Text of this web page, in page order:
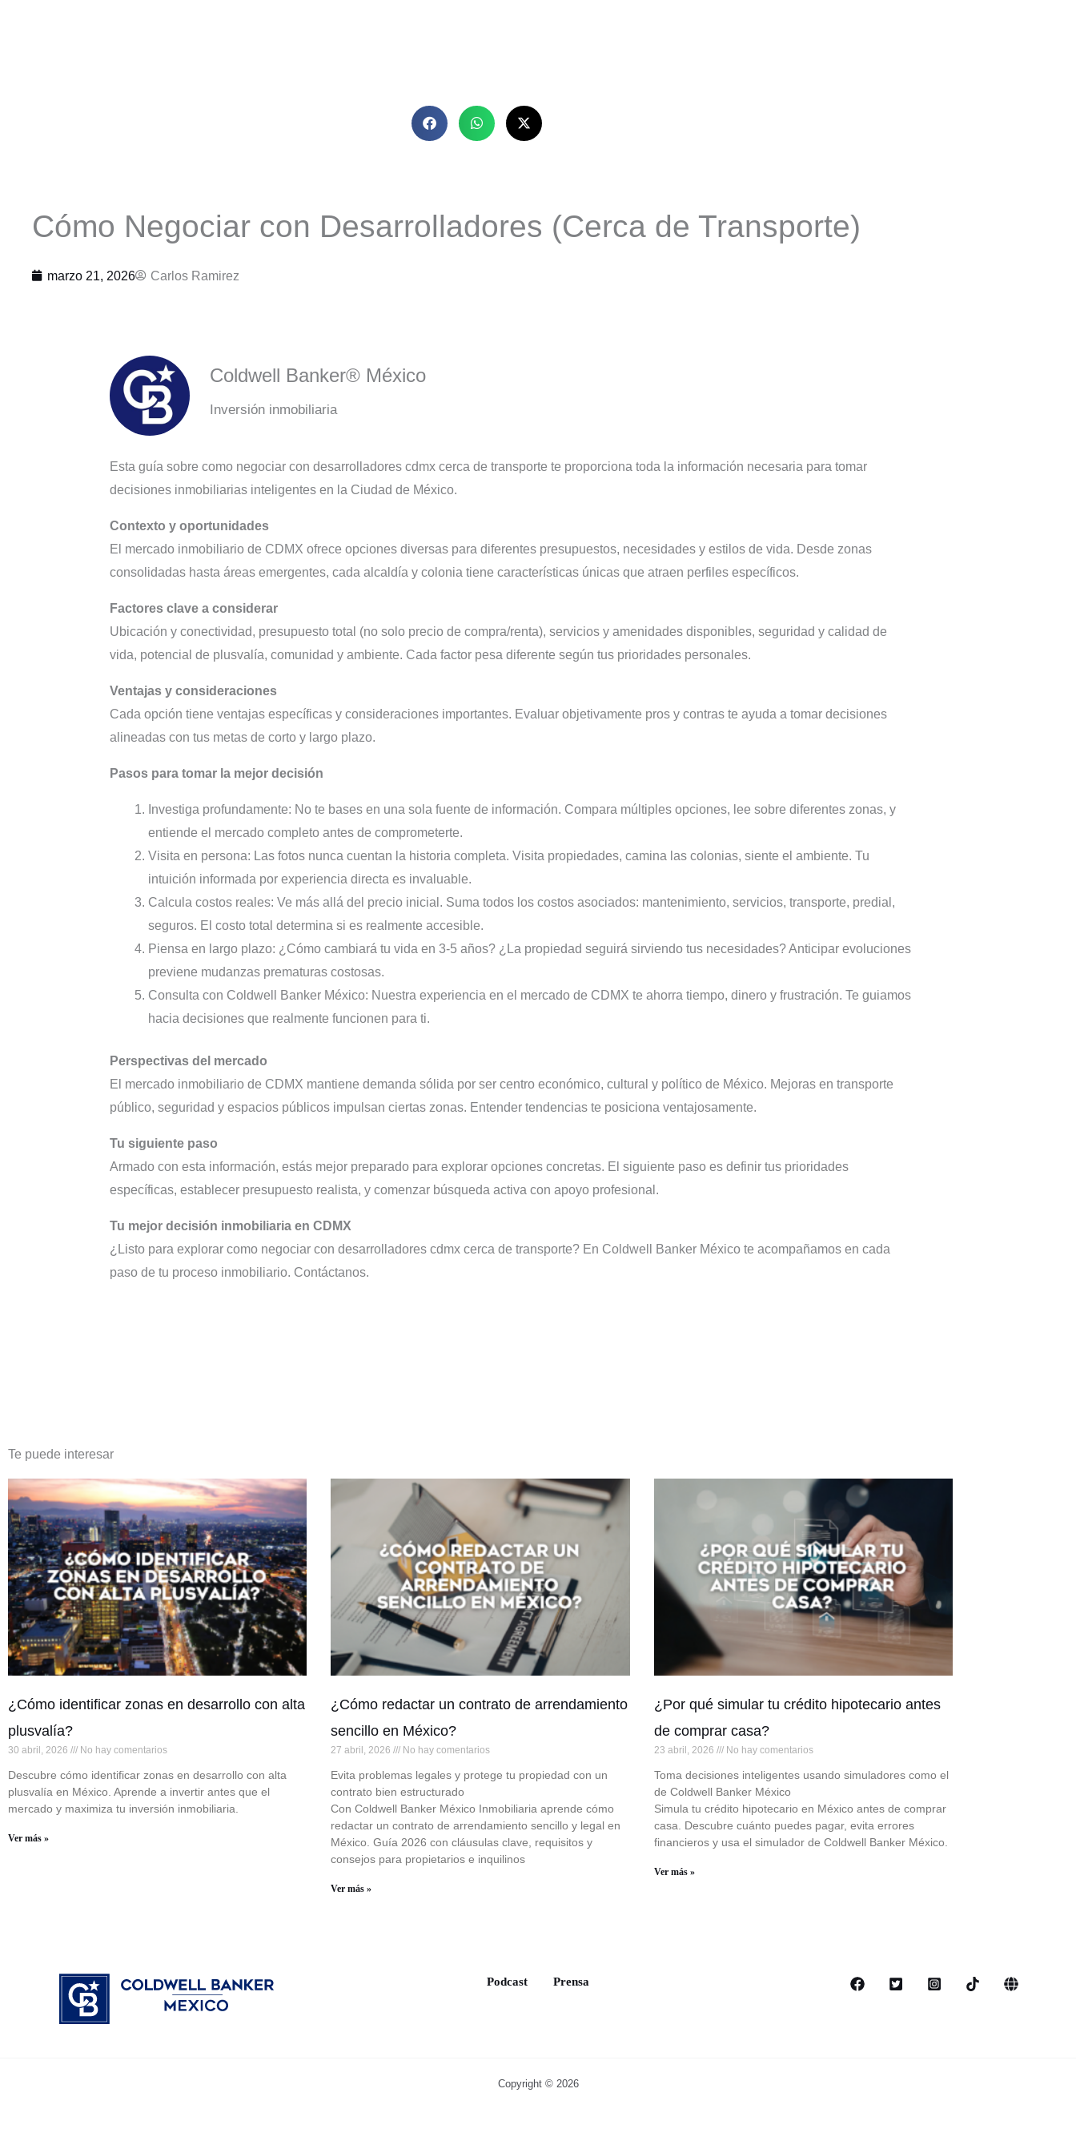
Cómo Negociar con Desarrolladores (Cerca de Transporte)
marzo 21, 2026 Carlos Ramirez
Coldwell Banker® México
Inversión inmobiliaria
Esta guía sobre como negociar con desarrolladores cdmx cerca de transporte te proporciona toda la información necesaria para tomar
decisiones inmobiliarias inteligentes en la Ciudad de México.
Contexto y oportunidades
El mercado inmobiliario de CDMX ofrece opciones diversas para diferentes presupuestos, necesidades y estilos de vida. Desde zonas
consolidadas hasta áreas emergentes, cada alcaldía y colonia tiene características únicas que atraen perfiles específicos.
Factores clave a considerar
Ubicación y conectividad, presupuesto total (no solo precio de compra/renta), servicios y amenidades disponibles, seguridad y calidad de
vida, potencial de plusvalía, comunidad y ambiente. Cada factor pesa diferente según tus prioridades personales.
Ventajas y consideraciones
Cada opción tiene ventajas específicas y consideraciones importantes. Evaluar objetivamente pros y contras te ayuda a tomar decisiones
alineadas con tus metas de corto y largo plazo.
Pasos para tomar la mejor decisión
Investiga profundamente: No te bases en una sola fuente de información. Compara múltiples opciones, lee sobre diferentes zonas, y
entiende el mercado completo antes de comprometerte.
Visita en persona: Las fotos nunca cuentan la historia completa. Visita propiedades, camina las colonias, siente el ambiente. Tu
intuición informada por experiencia directa es invaluable.
Calcula costos reales: Ve más allá del precio inicial. Suma todos los costos asociados: mantenimiento, servicios, transporte, predial,
seguros. El costo total determina si es realmente accesible.
Piensa en largo plazo: ¿Cómo cambiará tu vida en 3-5 años? ¿La propiedad seguirá sirviendo tus necesidades? Anticipar evoluciones
previene mudanzas prematuras costosas.
Consulta con Coldwell Banker México: Nuestra experiencia en el mercado de CDMX te ahorra tiempo, dinero y frustración. Te guiamos
hacia decisiones que realmente funcionen para ti.
Perspectivas del mercado
El mercado inmobiliario de CDMX mantiene demanda sólida por ser centro económico, cultural y político de México. Mejoras en transporte
público, seguridad y espacios públicos impulsan ciertas zonas. Entender tendencias te posiciona ventajosamente.
Tu siguiente paso
Armado con esta información, estás mejor preparado para explorar opciones concretas. El siguiente paso es definir tus prioridades
específicas, establecer presupuesto realista, y comenzar búsqueda activa con apoyo profesional.
Tu mejor decisión inmobiliaria en CDMX
¿Listo para explorar como negociar con desarrolladores cdmx cerca de transporte? En Coldwell Banker México te acompañamos en cada
paso de tu proceso inmobiliario. Contáctanos.
Te puede interesar
¿Cómo identificar zonas en desarrollo con alta
plusvalía?
30 abril, 2026 No hay comentarios
Descubre cómo identificar zonas en desarrollo con alta
plusvalía en México. Aprende a invertir antes que el
mercado y maximiza tu inversión inmobiliaria.
Ver más »
¿Cómo redactar un contrato de arrendamiento
sencillo en México?
27 abril, 2026 No hay comentarios
Evita problemas legales y protege tu propiedad con un
contrato bien estructurado
Con Coldwell Banker México Inmobiliaria aprende cómo
redactar un contrato de arrendamiento sencillo y legal en
México. Guía 2026 con cláusulas clave, requisitos y
consejos para propietarios e inquilinos
Ver más »
¿Por qué simular tu crédito hipotecario antes
de comprar casa?
23 abril, 2026 No hay comentarios
Toma decisiones inteligentes usando simuladores como el
de Coldwell Banker México
Simula tu crédito hipotecario en México antes de comprar
casa. Descubre cuánto puedes pagar, evita errores
financieros y usa el simulador de Coldwell Banker México.
Ver más »
Podcast Prensa
Copyright © 2026